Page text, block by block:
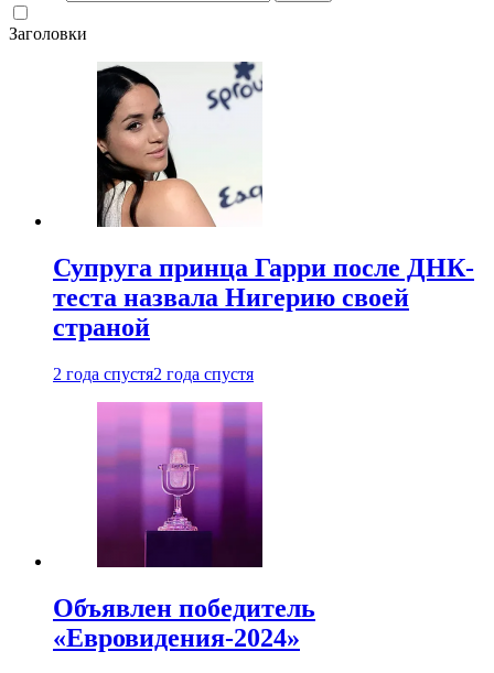
Заголовки
Супруга принца Гарри после ДНК-
теста назвала Нигерию своей
страной
2 года спустя2 года спустя
Объявлен победитель
«Евровидения-2024»